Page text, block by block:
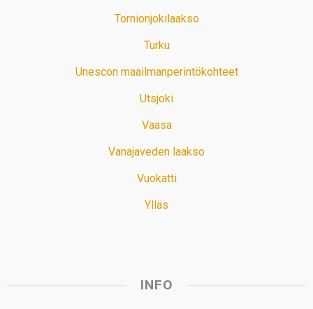
Tornionjokilaakso
Turku
Unescon maailmanperintökohteet
Utsjoki
Vaasa
Vanajaveden laakso
Vuokatti
Ylläs
INFO